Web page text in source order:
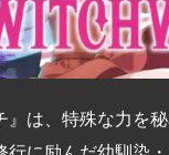
』は、特殊な力を